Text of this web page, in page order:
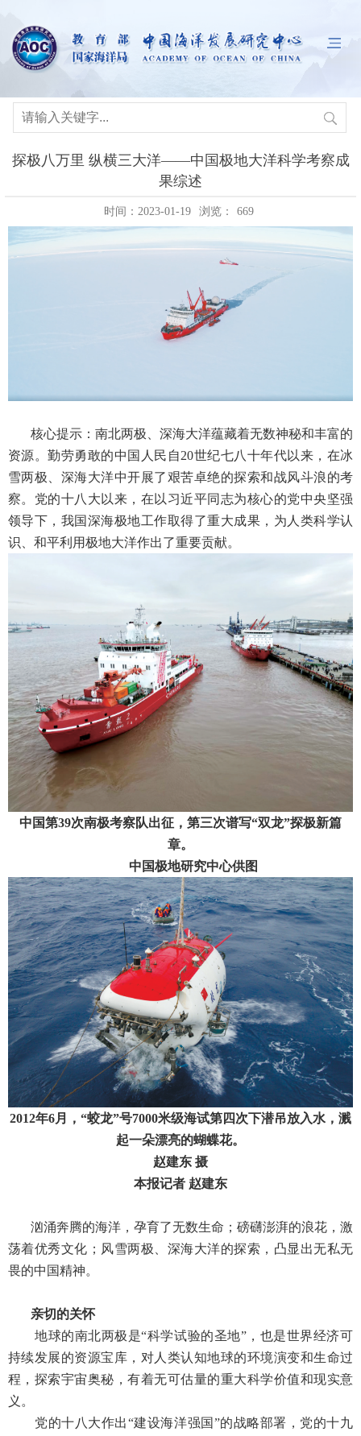
探极八万里 纵横三大洋——中国极地大洋科学考察成
果综述
时间：2023-01-19 浏览： 669
核心提示：南北两极、深海大洋蕴藏着无数神秘和丰富的
资源。勤劳勇敢的中国人民自20世纪七八十年代以来，在冰
雪两极、深海大洋中开展了艰苦卓绝的探索和战风斗浪的考
察。党的十八大以来，在以习近平同志为核心的党中央坚强
领导下，我国深海极地工作取得了重大成果，为人类科学认
识、和平利用极地大洋作出了重要贡献。
中国第39次南极考察队出征，第三次谱写“双龙”探极新篇
章。
中国极地研究中心供图
2012年6月，“蛟龙”号7000米级海试第四次下潜吊放入水，溅
起一朵漂亮的蝴蝶花。
赵建东 摄
本报记者 赵建东
汹涌奔腾的海洋，孕育了无数生命；磅礴澎湃的浪花，激
荡着优秀文化；风雪两极、深海大洋的探索，凸显出无私无
畏的中国精神。
亲切的关怀
地球的南北两极是“科学试验的圣地”，也是世界经济可
持续发展的资源宝库，对人类认知地球的环境演变和生命过
程，探索宇宙奥秘，有着无可估量的重大科学价值和现实意
义。
党的十八大作出“建设海洋强国”的战略部署，党的十九